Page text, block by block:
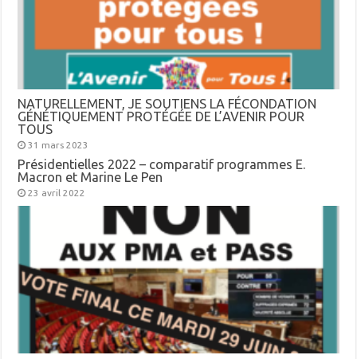
NATURELLEMENT, JE SOUTIENS LA FÉCONDATION
GÉNÉTIQUEMENT PROTÉGÉE DE L’AVENIR POUR
TOUS
31 mars 2023
Présidentielles 2022 – comparatif programmes E.
Macron et Marine Le Pen
23 avril 2022